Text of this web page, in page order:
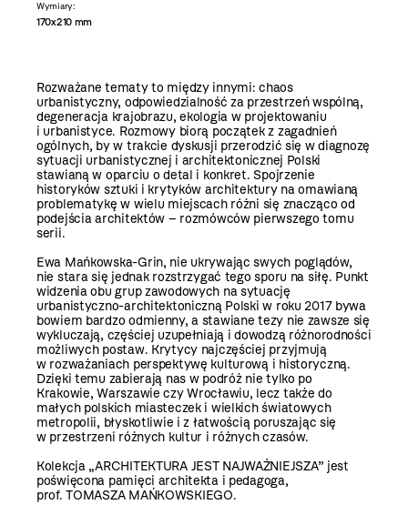
Wymiary:
170x210 mm
Rozważane tematy to między innymi: chaos
urbanistyczny, odpowiedzialność za przestrzeń wspólną,
degeneracja krajobrazu, ekologia w projektowaniu
i urbanistyce. Rozmowy biorą początek z zagadnień
ogólnych, by w trakcie dyskusji przerodzić się w diagnozę
sytuacji urbanistycznej i architektonicznej Polski
stawianą w oparciu o detal i konkret. Spojrzenie
historyków sztuki i krytyków architektury na omawianą
problematykę w wielu miejscach różni się znacząco od
podejścia architektów – rozmówców pierwszego tomu
serii.
Ewa Mańkowska-Grin, nie ukrywając swych poglądów,
nie stara się jednak rozstrzygać tego sporu na siłę. Punkt
widzenia obu grup zawodowych na sytuację
urbanistyczno-architektoniczną Polski w roku 2017 bywa
bowiem bardzo odmienny, a stawiane tezy nie zawsze się
wykluczają, częściej uzupełniają i dowodzą różnorodności
możliwych postaw. Krytycy najczęściej przyjmują
w rozważaniach perspektywę kulturową i historyczną.
Dzięki temu zabierają nas w podróż nie tylko po
Krakowie, Warszawie czy Wrocławiu, lecz także do
małych polskich miasteczek i wielkich światowych
metropolii, błyskotliwie i z łatwością poruszając się
w przestrzeni różnych kultur i różnych czasów.
Kolekcja „ARCHITEKTURA JEST NAJWAŻNIEJSZA” jest
poświęcona pamięci architekta i pedagoga,
prof. TOMASZA MAŃKOWSKIEGO.